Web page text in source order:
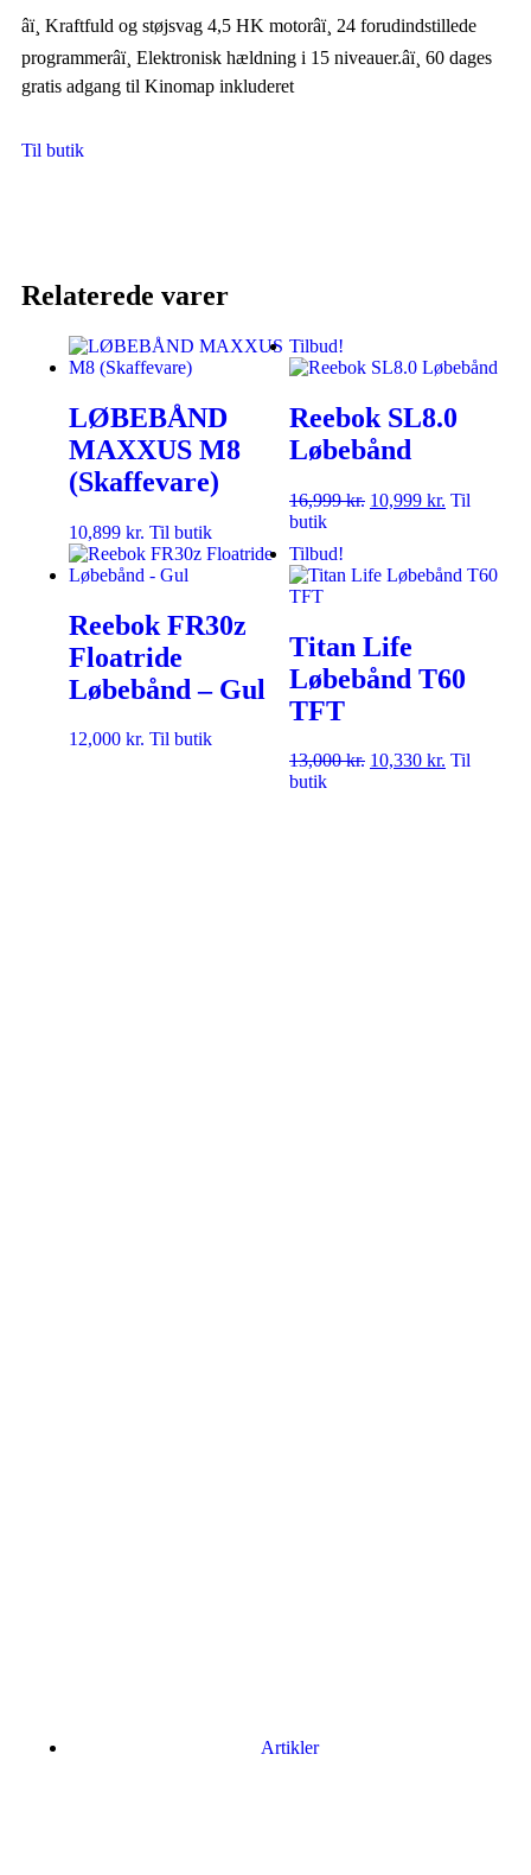
âï¸ Kraftfuld og støjsvag 4,5 HK motorâï¸ 24 forudindstillede
programmerâï¸ Elektronisk hældning i 15 niveauer.âï¸ 60 dages
gratis adgang til Kinomap inkluderet
Til butik
Relaterede varer
LØBEBÅND
MAXXUS M8
(Skaffevare)
10,899 kr. Til butik
Tilbud!
Reebok SL8.0
Løbebånd
16,999kr. 10,999 kr. Til
butik
Reebok FR30z
Floatride
Løbebånd – Gul
12,000 kr. Til butik
Tilbud!
Titan Life
Løbebånd T60
TFT
13,000kr. 10,330 kr. Til
butik
Artikler